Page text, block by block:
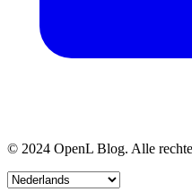
© 2024 OpenL Blog. Alle